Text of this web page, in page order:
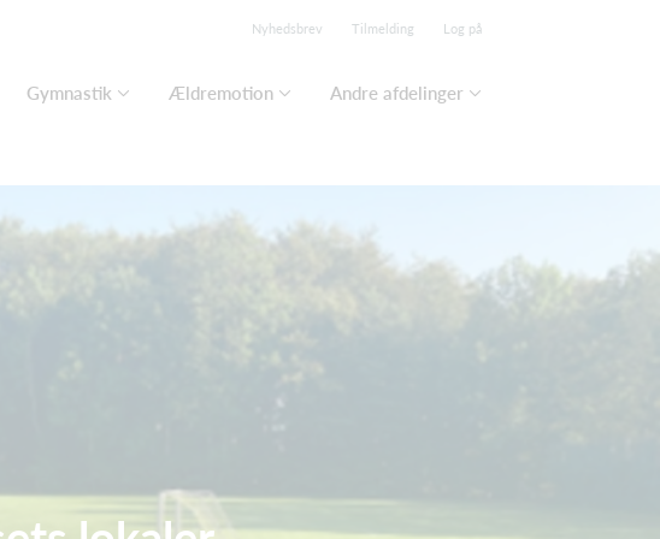
Nyhedsbrev Tilmelding Log på
Gymnastik Ældremotion Andre afdelinger